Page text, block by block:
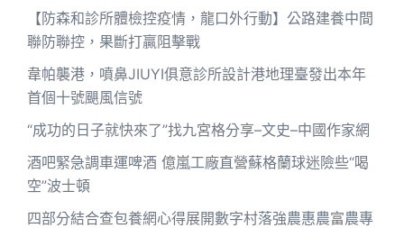
【防森和診所體檢控疫情，龍口外行動】公路建養中間
聯防聯控，果斷打贏阻擊戰
韋帕襲港，噴鼻JIUYI俱意診所設計港地理臺發出本年
首個十號颶風信號
“成功的日子就快來了”找九宮格分享–文史–中國作家網
酒吧緊急調車運啤酒 億嵐工廠直營蘇格蘭球迷險些“喝
空”波士頓
四部分結合查包養網心得展開數字村落強農惠農富農專